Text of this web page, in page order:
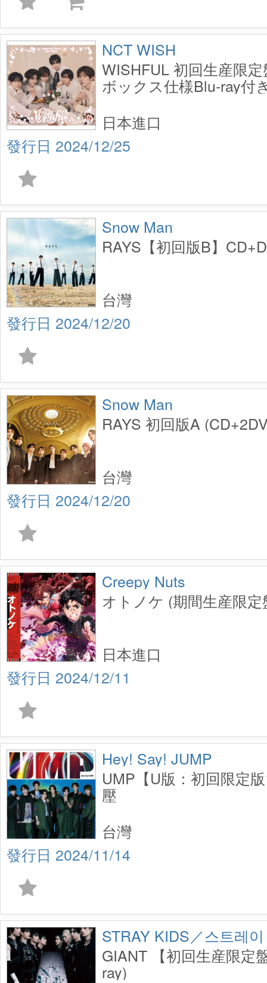
NCT WISH
WISHFUL 初回生産限
ボックス仕様Blu-ray付
2024/12/25
日本進口
Snow Man
RAYS【初回版B】
2024/12/20
台灣
Snow Man
RAYS 初回版A
2024/12/20
台灣
Creepy Nuts
オトノケ (期間生産限
2024/12/11
日本進口
Hey! Say! JUMP
UMP【U版：初回限定
壓
2024/11/14
台灣
STRAY KIDS／스트레
GIANT 【初回生産限定
ray)